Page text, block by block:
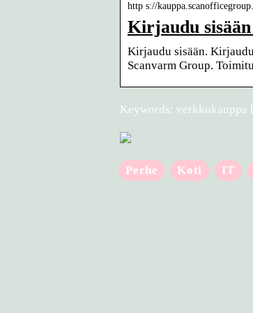
http s://
Kirjaudu
Kirjaudu sisään.
Scanvarm Group.
Keywords: verkkokauppa
Perhe Koti IT